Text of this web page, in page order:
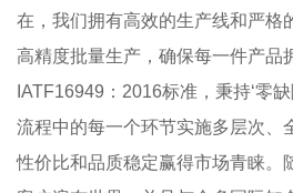
在，我们拥有高效的生产线和严格
高精度批量生产，确保每一件产品
IATF16949：2016标准，秉持‘零
流程中的每一个环节实施多层次、
性价比和品质稳定赢得市场青睐。